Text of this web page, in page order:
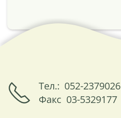
Тел.: 052-2379026
Факс 03-5329177